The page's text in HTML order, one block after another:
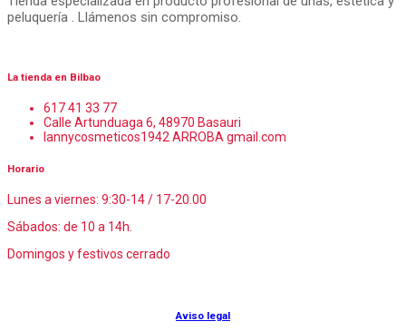
peluquería . Llámenos sin compromiso.
La tienda en Bilbao
617 41 33 77
Calle Artunduaga 6, 48970 Basauri
lannycosmeticos1942 ARROBA gmail.com
Horario
Lunes a viernes: 9:30-14 / 17-20.00
Sábados: de 10 a 14h.
Domingos y festivos cerrado
Aviso legal